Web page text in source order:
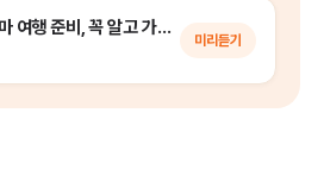
내 생애 첫 로마 여행 준비, 꼭 알고 가야 할 로마 기초 지식 16
미리듣기